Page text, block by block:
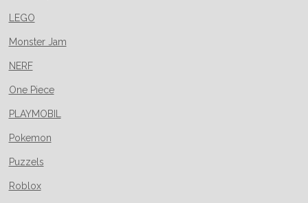
LEGO
Monster Jam
NERF
One Piece
PLAYMOBIL
Pokemon
Puzzels
Roblox